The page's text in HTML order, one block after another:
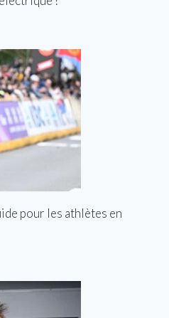
pour les athlètes en